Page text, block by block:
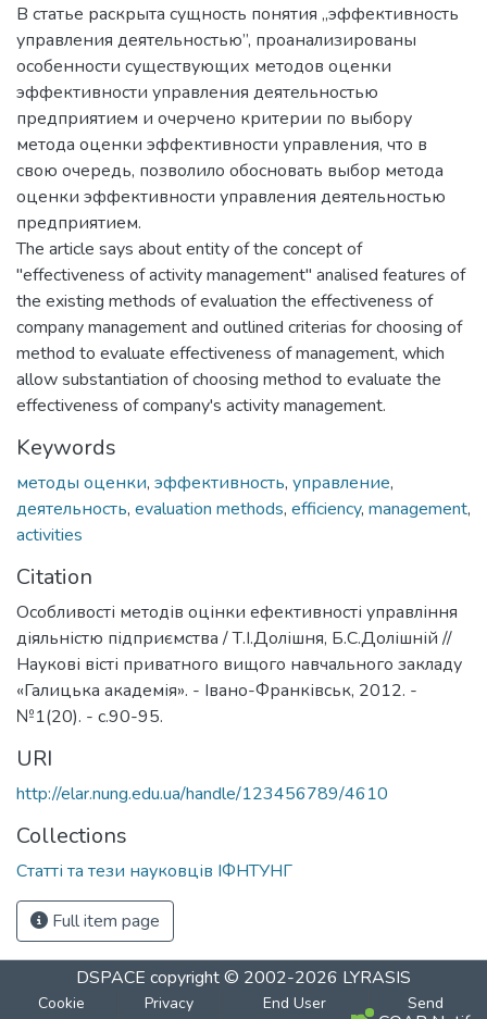
В статье раскрыта сущность понятия „эффективность
управления деятельностью”, проанализированы
особенности существующих методов оценки
эффективности управления деятельностью
предприятием и очерчено критерии по выбору
метода оценки эффективности управления, что в
свою очередь, позволило обосновать выбор метода
оценки эффективности управления деятельностью
предприятием.
The article says about entity of the concept of
"effectiveness of activity management" analised features of
the existing methods of evaluation the effectiveness of
company management and outlined criterias for choosing of
method to evaluate effectiveness of management, which
allow substantiation of choosing method to evaluate the
effectiveness of company's activity management.
Keywords
методы оценки, эффективность, управление,
деятельность, evaluation methods, efficiency, management,
activities
Citation
Особливості методів оцінки ефективності управління
діяльністю підприємства / Т.І.Долішня, Б.С.Долішній //
Наукові вісті приватного вищого навчального закладу
«Галицька академія». - Івано-Франківськ, 2012. -
№1(20). - с.90-95.
URI
http://elar.nung.edu.ua/handle/123456789/4610
Collections
Статті та тези науковців ІФНТУНГ
Full item page
DSPACE copyright © 2002-2026 LYRASIS
Cookie
Privacy
End User
Send